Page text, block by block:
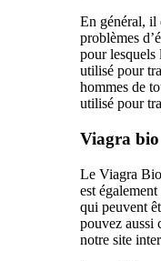
En général, il
problèmes
pour lesquels
utilisé pour
hommes de
utilisé pour
Viagra bio
Le Viagra
est
qui peuvent
pouvez aussi
notre site